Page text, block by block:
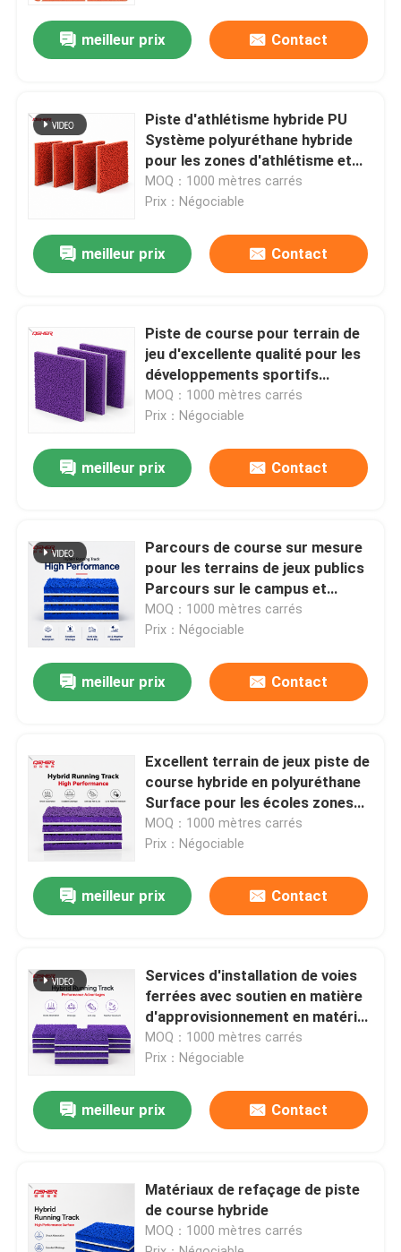
Produits
Vidéos
À propos de nous
Contrôle de qualité
Nous contacter
Nouvelles
Cas
Demander un devis
meilleur prix Contact
Piste d'athlétisme hybride PU
Système polyuréthane hybride
pour les zones d'athlétisme et
d'éducation physique des
campus et les projets sportifs
MOQ：1000 mètres carrés
Prix：Négociable
meilleur prix Contact
Piste de course pour terrain de
jeu d'excellente qualité pour les
développements sportifs
scolaires et communautaires
avec guide technique, fabricant
MOQ：1000 mètres carrés
Prix：Négociable
meilleur prix Contact
Parcours de course sur mesure
pour les terrains de jeux publics
Parcours sur le campus et
construction d'installations
sportives sur mesure Fabricant
MOQ：1000 mètres carrés
Prix：Négociable
meilleur prix Contact
Excellent terrain de jeux piste de
course hybride en polyuréthane
Surface pour les écoles zones
sportives communautaires et
projets d'installations sportives
MOQ：1000 mètres carrés
Prix：Négociable
meilleur prix Contact
Services d'installation de voies
ferrées avec soutien en matière
d'approvisionnement en matériel
et d'orientation technique sur
site
MOQ：1000 mètres carrés
Prix：Négociable
meilleur prix Contact
Matériaux de refaçage de piste
de course hybride
MOQ：1000 mètres carrés